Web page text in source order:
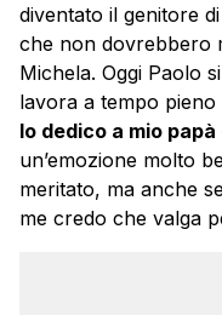
diventato il genitore
che non dovrebbero
Michela. Oggi Paolo
lavora a tempo pieno
lo dedico a mio papà
un’emozione molto
meritato, ma anche
me credo che valga